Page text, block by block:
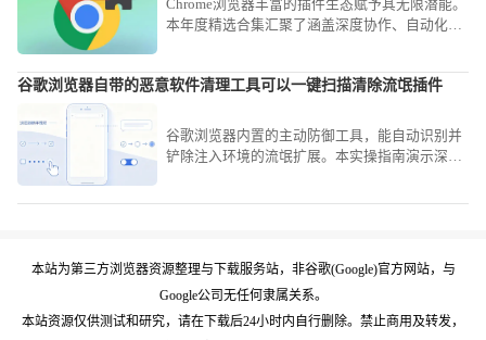
Chrome浏览器丰富的插件生态赋予其无限潜能。
本年度精选合集汇聚了涵盖深度协作、自动化流
谷歌浏览器自带的恶意软件清理工具可以一键扫描清除流氓插件
谷歌浏览器内置的主动防御工具，能自动识别并
铲除注入环境的流氓扩展。本实操指南演示深度
本站为第三方浏览器资源整理与下载服务站，非谷歌(Google)官方网站，与
Google公司无任何隶属关系。
本站资源仅供测试和研究，请在下载后24小时内自行删除。禁止商用及转发，